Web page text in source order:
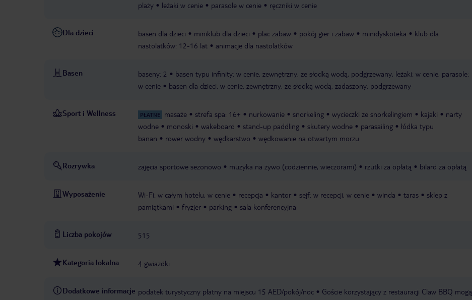
plaży
leżaki w cenie parasole w cenie ręczniki w cenie
Dla dzieci basen dla dzieci miniklub dla dzieci plac zabaw pokój gier i zabaw minidyskoteka
klub dla
nastolatków: 12-16 lat
animacje dla nastolatków
Basen baseny: 2
basen typu infinity: w cenie, zewnętrzny, ze słodką wodą, podgrzewany, leżaki: w cenie, parasole:
w cenie
basen dla dzieci: w cenie, zewnętrzny, ze słodką wodą, zadaszony, podgrzewany
Sport i Wellness PŁATNE masaże strefa spa: 16+ nurkowanie snorkeling wycieczki ze snorkelingiem kajaki
narty
wodne
monoski wakeboard stand-up paddling skutery wodne parasailing
łódka typu
banan
rower wodny wędkarstwo wędkowanie na otwartym morzu
Rozrywka zajęcia sportowe sezonowo muzyka na żywo (codziennie, wieczorami) rzutki za opłatą bilard za opłatą
Wyposażenie Wi-Fi: w całym hotelu, w cenie recepcja kantor sejf: w recepcji, w cenie winda taras
sklep z
pamiątkami
fryzjer parking sala konferencyjna
Liczba pokojów 515
Kategoria lokalna 4 gwiazdki
Dodatkowe informacje podatek turystyczny płatny na miejscu 15 AED/pokój/noc
Goście korzystający z restauracji Claw BBQ mogą